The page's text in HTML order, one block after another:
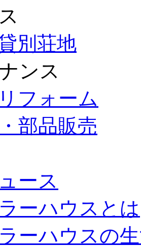
別荘地
ンス
フォーム
部品販売
ース
ーハウスとは
ーハウスの